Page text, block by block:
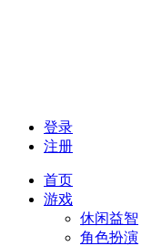
登录
注册
首页
游戏
休闲益智
角色扮演